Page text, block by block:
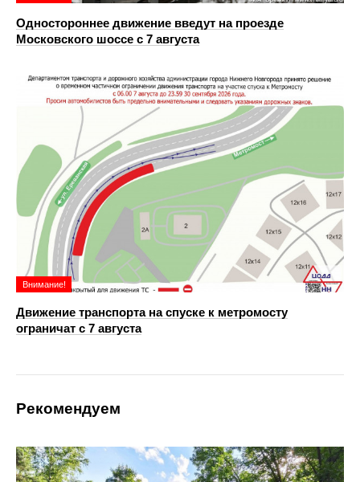
Одностороннее движение введут на проезде
Московского шоссе с 7 августа
Внимание!
Движение транспорта на спуске к метромосту
ограничат с 7 августа
Рекомендуем